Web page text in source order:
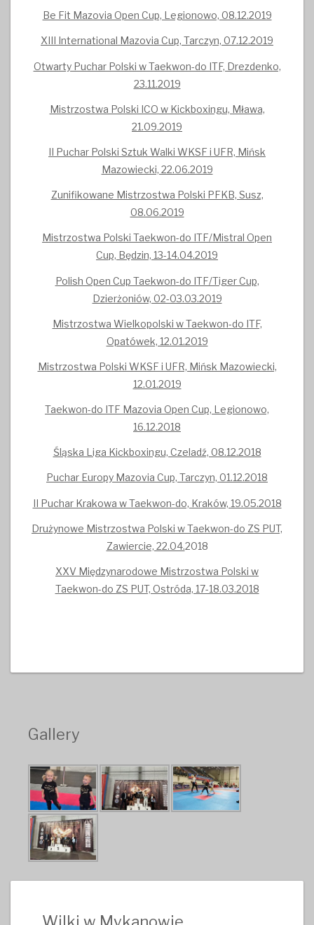
Be Fit Mazovia Open Cup, Legionowo, 08.12.2019
XIII International Mazovia Cup, Tarczyn, 07.12.2019
Otwarty Puchar Polski w Taekwon-do ITF, Drezdenko,
23.11.2019
Mistrzostwa Polski ICO w Kickboxingu, Mława,
21.09.2019
II Puchar Polski Sztuk Walki WKSF i UFR, Mińsk
Mazowiecki, 22.06.2019
Zunifikowane Mistrzostwa Polski PFKB, Susz,
08.06.2019
Mistrzostwa Polski Taekwon-do ITF/Mistral Open
Cup, Będzin, 13-14.04.2019
Polish Open Cup Taekwon-do ITF/Tiger Cup,
Dzierżoniów, 02-03.03.2019
Mistrzostwa Wielkopolski w Taekwon-do ITF,
Opatówek, 12.01.2019
Mistrzostwa Polski WKSF i UFR, Mińsk Mazowiecki,
12.01.2019
Taekwon-do ITF Mazovia Open Cup, Legionowo,
16.12.2018
Śląska Liga Kickboxingu, Czeladź, 08.12.2018
Puchar Europy Mazovia Cup, Tarczyn, 01.12.2018
II Puchar Krakowa w Taekwon-do, Kraków, 19.05.2018
Drużynowe Mistrzostwa Polski w Taekwon-do ZS PUT,
Zawiercie, 22.04.2018
XXV Międzynarodowe Mistrzostwa Polski w
Taekwon-do ZS PUT, Ostróda, 17-18.03.2018
Gallery
Wilki w Mykanowie